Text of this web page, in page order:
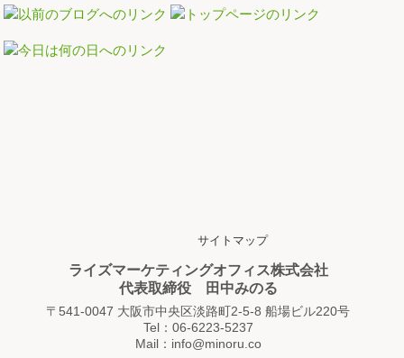
サイトマップ
ライズマーケティングオフィス株式会社
代表取締役 田中みのる
〒541-0047 大阪市中央区淡路町2-5-8 船場ビル220号
Tel：06-6223-5237
Mail：info@minoru.co